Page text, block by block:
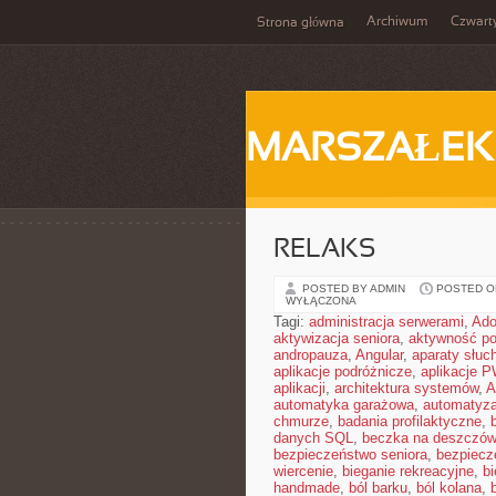
Strona główna Archiwum
MARSZAŁEK
RELAKS
POSTED BY ADMIN POSTED
WYŁĄCZONA
Tagi: administracja serwerami,
aktywizacja seniora, aktywność
andropauza, Angular, aparaty
aplikacje podróżnicze, aplikacje
aplikacji, architektura systemów,
automatyka garażowa,
chmurze, badania profilaktyczne,
danych SQL, beczka na
bezpieczeństwo seniora,
wiercenie, bieganie rekreacyjne,
handmade, ból barku, ból kolana,